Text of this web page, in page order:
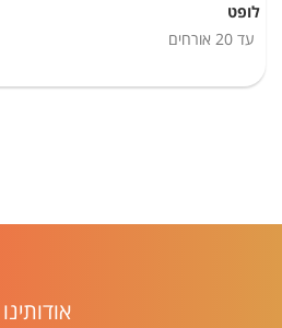
לופט
עד 20 אורחים
אודותינו